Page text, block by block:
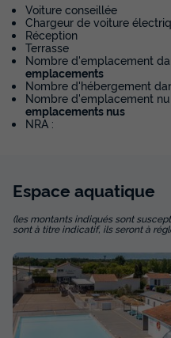
Terrasse semi-couverte
Accueil mobilité réduite
Mobilhome 4 personnes -
réduite uniquement
du05/09/2026
Voir les
Voiture conseillée
Chargeur de voiture
Réception
Terrasse
Nombre d'emplacement
emplacements
Nombre d'hébergement
Nombre d'emplacement
emplacements nus
NRA :
Espace aquatique
(les montants indiqués sont
sont à titre indicatif, ils seront à